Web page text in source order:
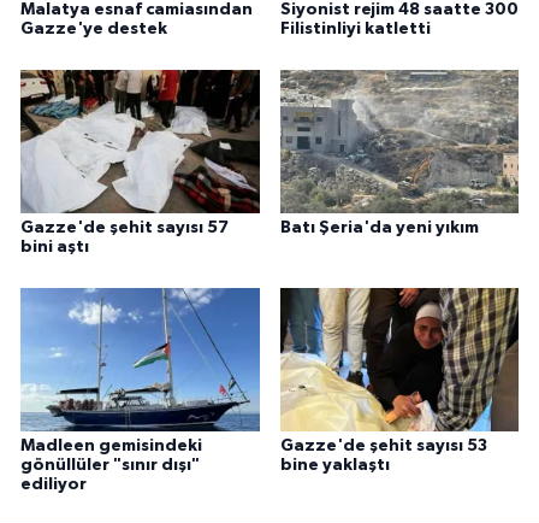
Malatya esnaf camiasından
Gazze'ye destek
Siyonist rejim 48 saatte 300
Filistinliyi katletti
Gazze'de şehit sayısı 57
bini aştı
Batı Şeria'da yeni yıkım
Madleen gemisindeki
gönüllüler "sınır dışı"
ediliyor
Gazze'de şehit sayısı 53
bine yaklaştı